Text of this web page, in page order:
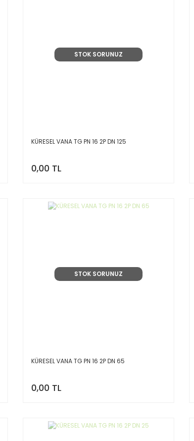
STOK SORUNUZ
KÜRESEL VANA TG PN 16 2P DN 125
0,00 TL
STOK SORUNUZ
KÜRESEL VANA TG PN 16 2P DN 65
0,00 TL